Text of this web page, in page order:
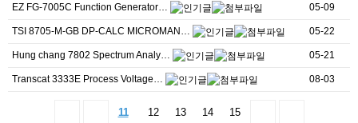
EZ FG-7005C Function Generator… 05-09
TSI 8705-M-GB DP-CALC MICROMAN… 05-22
Hung chang 7802 Spectrum Analy… 05-21
Transcat 3333E Process Voltage… 08-03
11 12 13 14 15